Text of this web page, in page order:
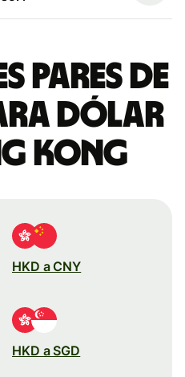
pares de
dólar
Kong
HKD a CNY
HKD a SGD